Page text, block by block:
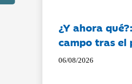
¿Y ahora
campo tras el
06/08/2026